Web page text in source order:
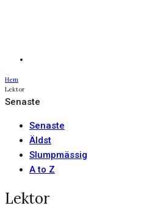
Hem
Lektor
Senaste
Senaste
Äldst
Slumpmässig
A to Z
Lektor